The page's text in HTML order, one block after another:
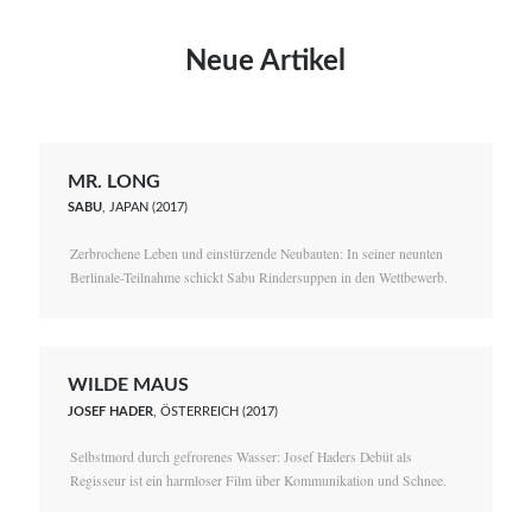
Neue Artikel
MR. LONG
SABU, JAPAN (2017)
Zerbrochene Leben und einstürzende Neubauten: In seiner neunten
Berlinale-Teilnahme schickt Sabu Rindersuppen in den Wettbewerb.
WILDE MAUS
JOSEF HADER , ÖSTERREICH (2017)
Selbstmord durch gefrorenes Wasser: Josef Haders Debüt als
Regisseur ist ein harmloser Film über Kommunikation und Schnee.